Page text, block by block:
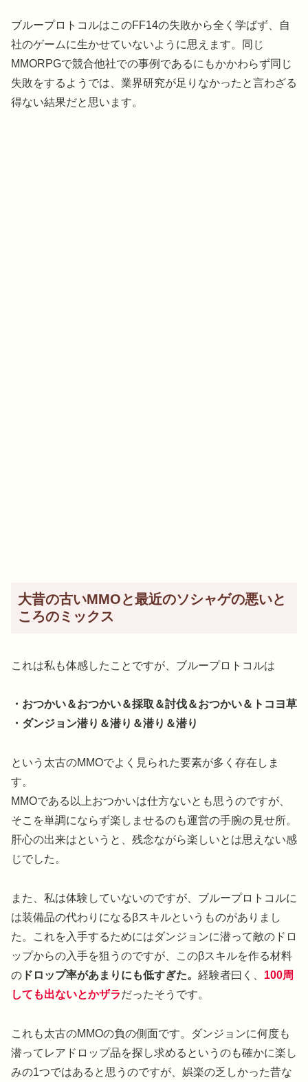
ブループロトコルはこのFF14の失敗から全く学ばず、自
社のゲームに生かせていないように思えます。同じ
MMORPGで競合他社での事例であるにもかかわらず同じ
失敗をするようでは、業界研究が足りなかったと言わざる
得ない結果だと思います。
大昔の古いMMOと最近のソシャゲの悪いと
ころのミックス
これは私も体感したことですが、ブループロトコルは
・おつかい＆おつかい＆採取＆討伐＆おつかい＆トコヨ草
・ダンジョン潜り＆潜り＆潜り＆潜り
という太古のMMOでよく見られた要素が多く存在しま
す。
MMOである以上おつかいは仕方ないとも思うのですが、
そこを単調にならず楽しませるのも運営の手腕の見せ所。
肝心の出来はというと、残念ながら楽しいとは思えない感
じでした。
また、私は体験していないのですが、ブループロトコルに
は装備品の代わりになるβスキルというものがありまし
た。これを入手するためにはダンジョンに潜って敵のドロ
ップからの入手を狙うのですが、このβスキルを作る材料
の ドロップ率があまりにも低すぎた。 経験者曰く、 100周
しても出ないとかザラだったそうです。
これも太古のMMOの負の側面です。ダンジョンに何度も
潜ってレアドロップ品を探し求めるというのも確かに楽し
みの1つではあると思うのですが、娯楽の乏しかった昔な